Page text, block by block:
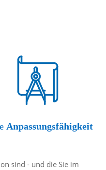
Anpassungsfähigkeit
sind - und die Sie im